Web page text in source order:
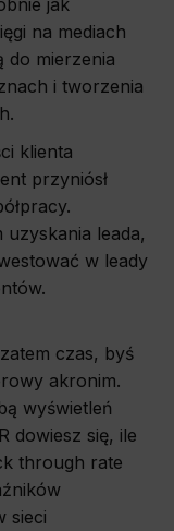
na mediach
do mierzenia
i tworzenia
klienta
przyniósł
uzyskania leada,
w leady
czas, byś
akronim.
wyświetleń
dowiesz się, ile
through rate
sieci